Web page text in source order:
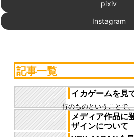
pixiv
Instagram
記事一覧
イカゲームを見
流行のものということで
通り、楽しく、先が気に
テクニカルだ やはり、...
メディア作品に
ザインについて